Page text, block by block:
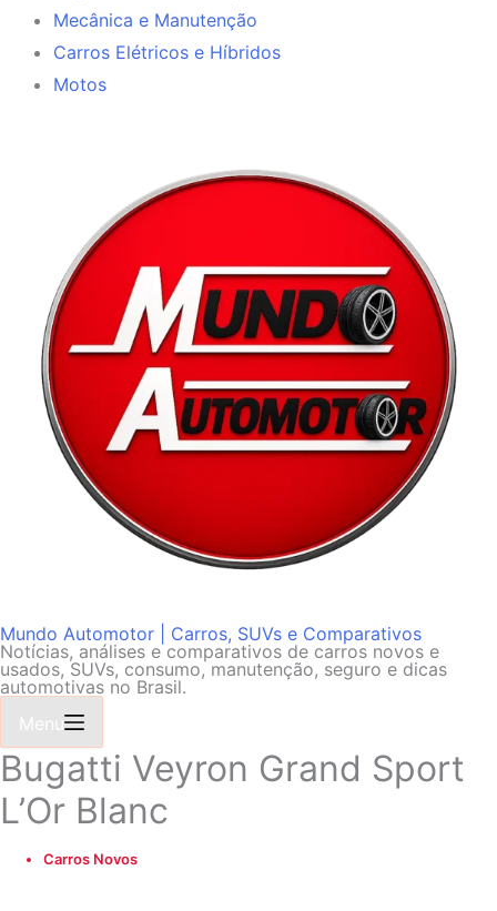
Mecânica e Manutenção
Carros Elétricos e Híbridos
Motos
Mundo Automotor | Carros, SUVs e Comparativos
Notícias, análises e comparativos de carros novos e
usados, SUVs, consumo, manutenção, seguro e dicas
automotivas no Brasil.
Menu
Bugatti Veyron Grand Sport
L’Or Blanc
Carros Novos